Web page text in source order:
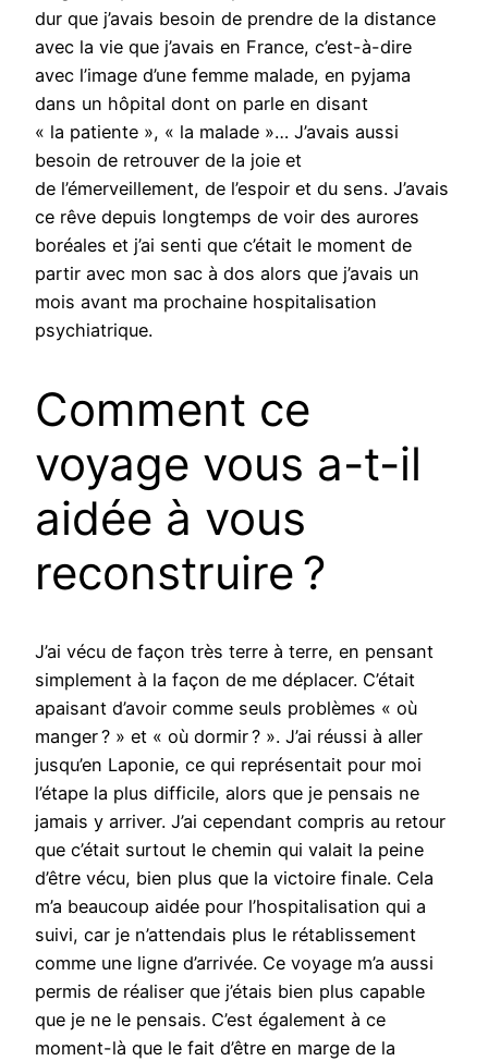
dur que j’avais besoin de prendre de la distance
avec la vie que j’avais en France, c’est-à-dire
avec l’image d’une femme malade, en pyjama
dans un hôpital dont on parle en disant
« la patiente », « la malade »… J’avais aussi
besoin de retrouver de la joie et
de l’émerveillement, de l’espoir et du sens. J’avais
ce rêve depuis longtemps de voir des aurores
boréales et j’ai senti que c’était le moment de
partir avec mon sac à dos alors que j’avais un
mois avant ma prochaine hospitalisation
psychiatrique.
Comment ce
voyage vous a-t-il
aidée à vous
reconstruire ?
J’ai vécu de façon très terre à terre, en pensant
simplement à la façon de me déplacer. C’était
apaisant d’avoir comme seuls problèmes « où
manger ? » et « où dormir ? ». J’ai réussi à aller
jusqu’en Laponie, ce qui représentait pour moi
l’étape la plus difficile, alors que je pensais ne
jamais y arriver. J’ai cependant compris au retour
que c’était surtout le chemin qui valait la peine
d’être vécu, bien plus que la victoire finale. Cela
m’a beaucoup aidée pour l’hospitalisation qui a
suivi, car je n’attendais plus le rétablissement
comme une ligne d’arrivée. Ce voyage m’a aussi
permis de réaliser que j’étais bien plus capable
que je ne le pensais. C’est également à ce
moment-là que le fait d’être en marge de la